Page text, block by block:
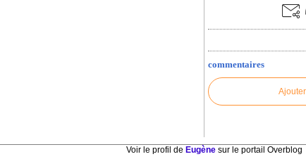
commentaires
Voir le profil de Eugène sur le portail Overblog